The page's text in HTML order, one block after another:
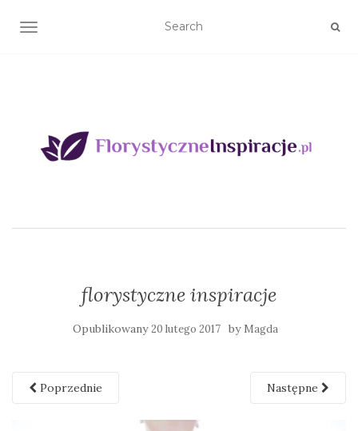
TOGGLE NAVIGATION
florystyczne inspiracje
Opublikowany20 lutego 2017 by Magda
Poprzednie Następne